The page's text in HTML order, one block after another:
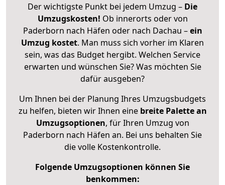
Der wichtigste Punkt bei jedem Umzug – Die
Umzugskosten! Ob innerorts oder von
Paderborn nach Häfen oder nach Dachau –ein
Umzug kostet. Man muss sich vorher im Klaren
sein, was das Budget hergibt. Welchen Service
erwarten und wünschen Sie? Was möchten Sie
dafür ausgeben?
Um Ihnen bei der Planung Ihres Umzugsbudgets
zu helfen, bieten wir Ihnen eine breite Palette an
Umzugsoptionen, für Ihren Umzug von
Paderborn nach Häfen an. Bei uns behalten Sie
die volle Kostenkontrolle.
Folgende Umzugsoptionen können Sie
benkommen: